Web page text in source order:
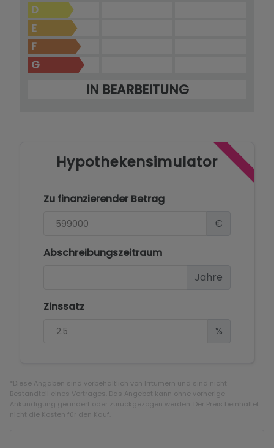
D
E
F
G
IN BEARBEITUNG
Hypothekensimulator
Zu finanzierender Betrag
€
Abschreibungszeitraum
Jahre
Zinssatz
%
*Diese Angaben sind vorbehaltlich von Irrtümern und sind nicht
Bestandteil eines Vertrages. Das Angebot kann ohne vorherige
Ankündigung geändert oder zurückgezogen werden. Der Preis beinhaltet
nicht die Kosten für den Kauf.